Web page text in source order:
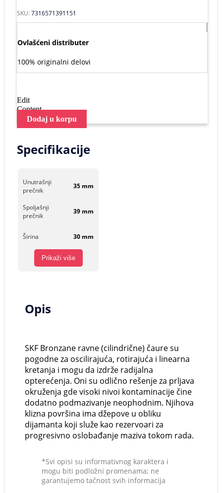
SKU:7316571391151
Ovlašćeni distributer
100% originalni delovi
Edit
Content
Dodaj u korpu
Specifikacije
Unutrašnji
prečnik
35 mm
Spoljašnji
prečnik
39 mm
Širina 30 mm
Prikaži više
Opis
SKF Bronzane ravne (cilindrične) čaure su
pogodne za oscilirajuća, rotirajuća i linearna
kretanja i mogu da izdrže radijalna
opterećenja. Oni su odlično rešenje za prljava
okruženja gde visoki nivoi kontaminacije čine
dodatno podmazivanje neophodnim. Njihova
klizna površina ima džepove u obliku
dijamanta koji služe kao rezervoari za
progresivno oslobađanje maziva tokom rada.
*Svi opisi su informativnog karaktera i
mogu biti podložni promenama; ne
garantujemo tačnost svih informacija